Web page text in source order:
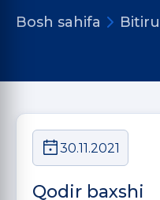
Bosh sahifa
30.11.2021
Qodir baxshi